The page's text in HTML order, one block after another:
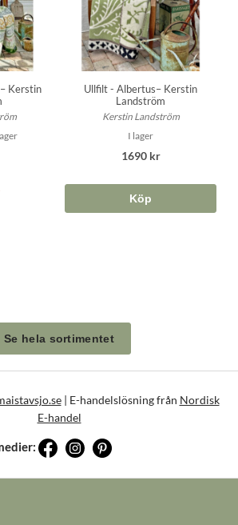
Kerstin
Ullfilt - Albertus– Kerstin
Landström
Kerstin Landström
I lager
1690 kr
Köp
Se hela sortimentet
| E-handelslösning från Nordisk
E-handel